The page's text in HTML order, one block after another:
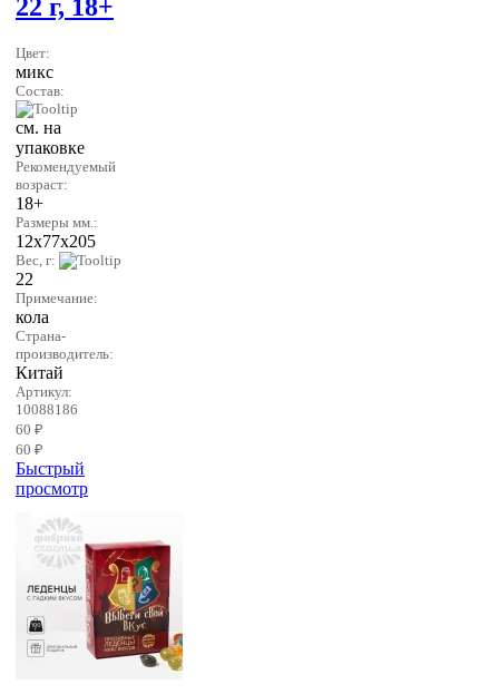
22 г, 18+
Цвет:
микс
Состав:
см. на
упаковке
Рекомендуемый
возраст:
18+
Размеры мм.:
12х77х205
Вес, г:
22
Примечание:
кола
Страна-
производитель:
Китай
Артикул:
10088186
60 ₽
60 ₽
Быстрый
просмотр